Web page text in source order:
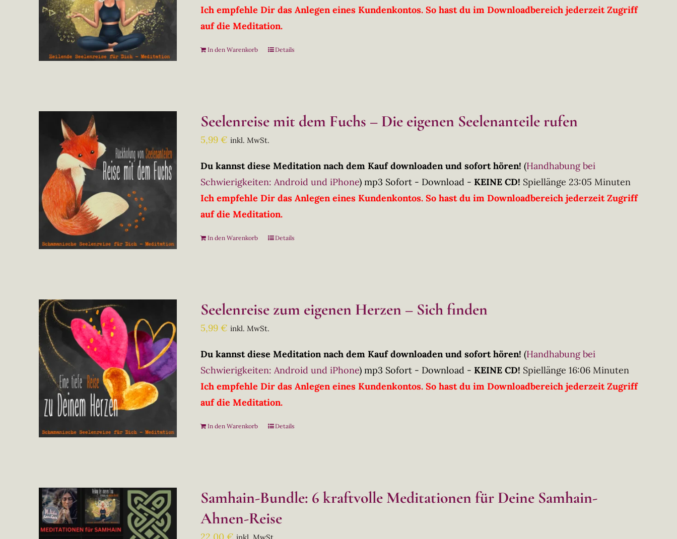
Ich empfehle Dir das Anlegen eines Kundenkontos. So hast du im Downloadbereich jederzeit Zugriff
auf die Meditation.
In den Warenkorb Details
Seelenreise mit dem Fuchs – Die eigenen Seelenanteile rufen
5,99€ inkl. MwSt.
Du kannst diese Meditation nach dem Kauf downloaden und sofort hören! (Handhabung bei
Schwierigkeiten: Android und iPhone) mp3 Sofort - Download - KEINE CD! Spiellänge 23:05 Minuten
Ich empfehle Dir das Anlegen eines Kundenkontos. So hast du im Downloadbereich jederzeit Zugriff
auf die Meditation.
In den Warenkorb Details
Seelenreise zum eigenen Herzen – Sich finden
5,99€ inkl. MwSt.
Du kannst diese Meditation nach dem Kauf downloaden und sofort hören! (Handhabung bei
Schwierigkeiten: Android und iPhone) mp3 Sofort - Download - KEINE CD! Spiellänge 16:06 Minuten
Ich empfehle Dir das Anlegen eines Kundenkontos. So hast du im Downloadbereich jederzeit Zugriff
auf die Meditation.
In den Warenkorb Details
Samhain-Bundle: 6 kraftvolle Meditationen für Deine Samhain-
Ahnen-Reise